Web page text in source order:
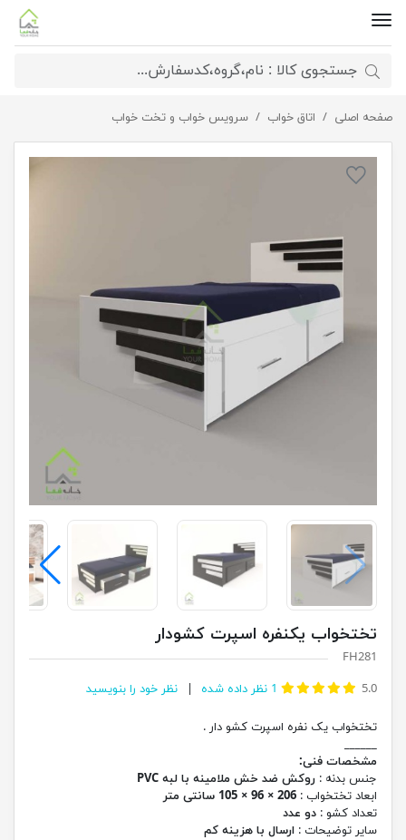
صفحه اصلی اتاق خواب سرویس خواب و تخت خوابتختخواب یکنفره اسپرت کشودار
تختخواب یکنفره اسپرت کشودار
FH281
5.0
1 نظر داده شده نظر خود را بنویسید
تختخواب یک نفره اسپرت کشو دار .
______
مشخصات فنی:
جنس بدنه : روکش ضد خش ملامینه با لبه PVC
ابعاد تختخواب : 206 × 96 × 105 سانتی متر
تعداد کشو : دو عدد
سایر توضیحات : ارسال با هزینه کم